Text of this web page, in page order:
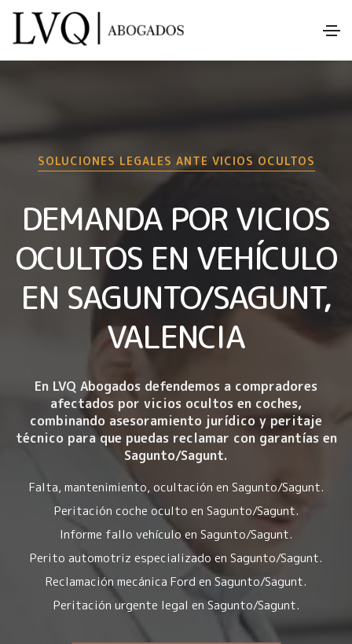
SOLUCIONES LEGALES ANTE VICIOS OCULTOS
DEMANDA POR VICIOS
OCULTOS EN VEHÍCULO
EN SAGUNTO/SAGUNT,
VALENCIA
En LVQ Abogados defendemos a compradores
afectados por vicios ocultos en coches,
combinando asesoramiento jurídico y peritaje
técnico para que puedas reclamar con garantías en
Sagunto/Sagunt.
Falta, mantenimiento, ocultación en Sagunto/Sagunt.
Peritación coche oculto en Sagunto/Sagunt.
Informe fallo vehículo en Sagunto/Sagunt.
Perito automotriz especializado en Sagunto/Sagunt.
Reclamación mecánica Ford en Sagunto/Sagunt.
Peritación urgente legal en Sagunto/Sagunt.